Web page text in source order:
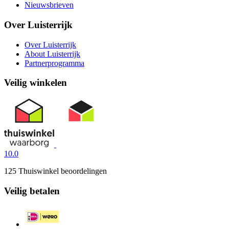
Nieuwsbrieven
Over Luisterrijk
Over Luisterrijk
About Luisterrijk
Partnerprogramma
Veilig winkelen
10.0
125 Thuiswinkel beoordelingen
Veilig betalen